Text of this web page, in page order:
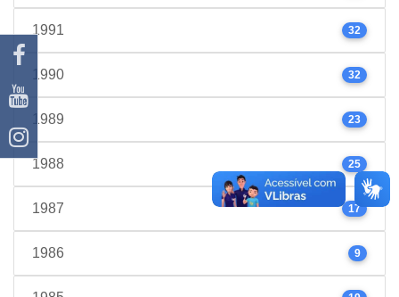
1991 32
1990 32
1989 23
1988 25
1987 17
1986 9